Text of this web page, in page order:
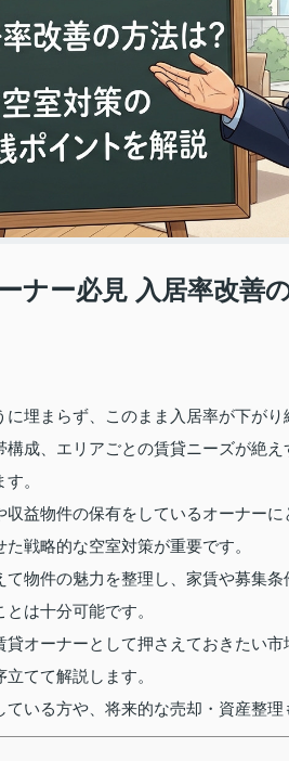
ナー必見 入居率改善
埋まらず、このまま入居率が下が
構成、エリアごとの賃貸ニーズが絶
。
収益物件の保有をしているオーナー
戦略的な空室対策が重要です。
て物件の魅力を整理し、家賃や募集
は十分可能です。
貸オーナーとして押さえておきたい
てて解説します。
ている方や、将来的な売却・資産整